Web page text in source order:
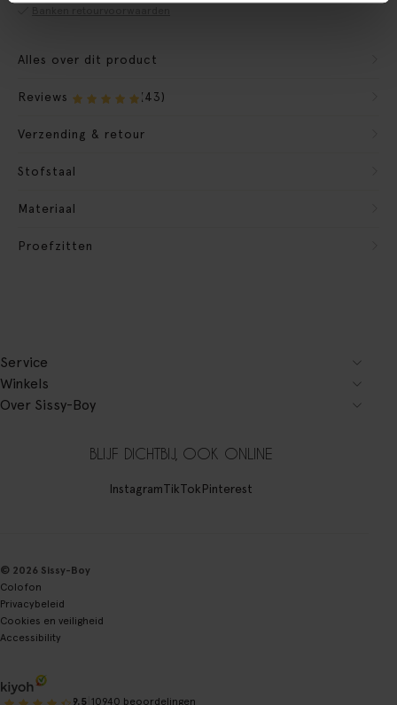
Alles over dit product
Reviews (43)
Verzending & retour
Stofstaal
Materiaal
Proefzitten
Service
Winkels
Over Sissy-Boy
BLIJF DICHTBIJ, OOK ONLINE
InstagramTikTokPinterest
© 2026 Sissy-Boy
Colofon
Privacybeleid
Cookies en veiligheid
Accessibility
9.5 10940 beoordelingen